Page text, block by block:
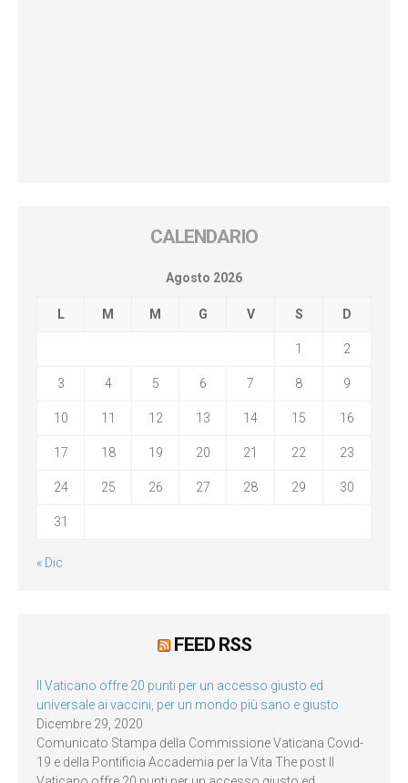
CALENDARIO
Agosto 2026
L M M G V S D
1 2
3 4 5 6 7 8 9
10 11 12 13 14 15 16
17 18 19 20 21 22 23
24 25 26 27 28 29 30
31
« Dic
FEED RSS
Il Vaticano offre 20 punti per un accesso giusto ed
universale ai vaccini, per un mondo più sano e giusto
Dicembre 29, 2020
Comunicato Stampa della Commissione Vaticana Covid-
19 e della Pontificia Accademia per la Vita The post Il